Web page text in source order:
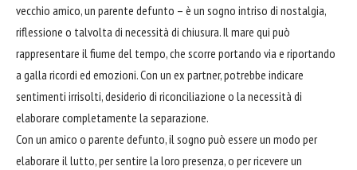
vecchio amico, un parente defunto – è un sogno intriso di nostalgia,
riflessione o talvolta di necessità di chiusura. Il mare qui può
rappresentare il fiume del tempo, che scorre portando via e riportando
a galla ricordi ed emozioni. Con un ex partner, potrebbe indicare
sentimenti irrisolti, desiderio di riconciliazione o la necessità di
elaborare completamente la separazione.
Con un amico o parente defunto, il sogno può essere un modo per
elaborare il lutto, per sentire la loro presenza, o per ricevere un